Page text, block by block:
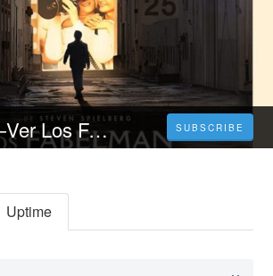
Cuevana 3—Ver Los Fabelman Película Completa Onlíne en Español | Latíno y Chile SUBSCRIBE
Uptime